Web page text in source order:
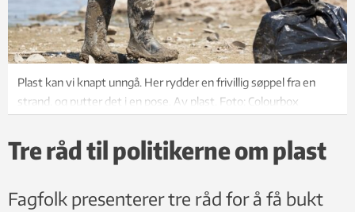
Plast kan vi knapt unngå. Her rydder en frivillig søppel fra en
strand, og putter det i en pose. Av plast. Foto: Colourbox
Tre råd til politikerne om plast
Fagfolk presenterer tre råd for å få bukt